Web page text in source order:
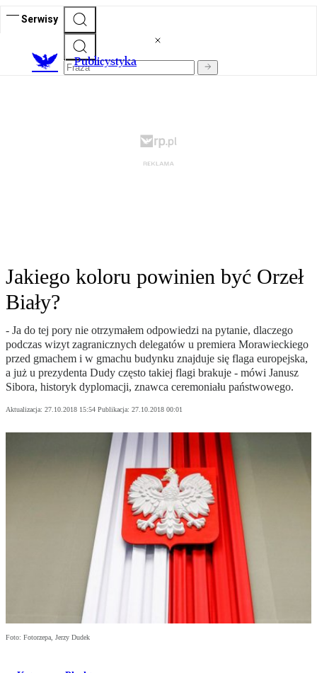
Serwisy
Publicystyka
Jakiego koloru powinien być Orzeł
Biały?
- Ja do tej pory nie otrzymałem odpowiedzi na pytanie, dlaczego
podczas wizyt zagranicznych delegatów u premiera Morawieckiego
przed gmachem i w gmachu budynku znajduje się flaga europejska,
a już u prezydenta Dudy często takiej flagi brakuje - mówi Janusz
Sibora, historyk dyplomacji, znawca ceremoniału państwowego.
Aktualizacja: 27.10.2018 15:54 Publikacja: 27.10.2018 00:01
Foto: Fotorzepa, Jerzy Dudek